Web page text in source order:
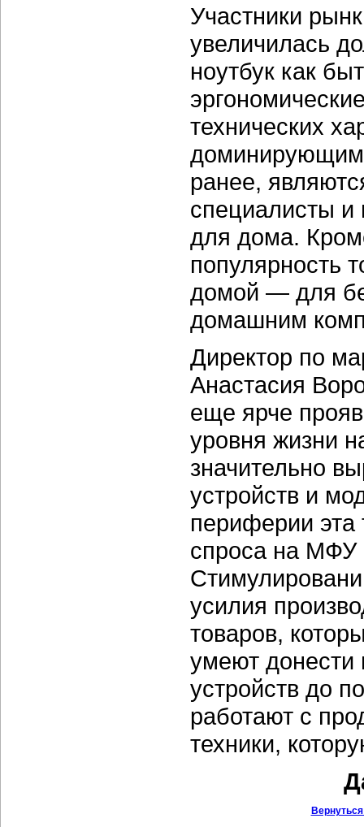
Участники
увеличилась
ноутбук как
технических
ранее,
специалисты и
для дома.
популярность
домой — для
домашним
Директор по
Анастасия
еще ярче
уровня жизни
значительно
устройств и
периферии эта
спроса на МФУ
усилия
товаров,
умеют
устройств до
работают с
техники,